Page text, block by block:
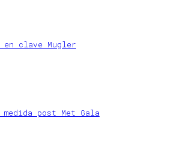
clave Mugler
post Met Gala